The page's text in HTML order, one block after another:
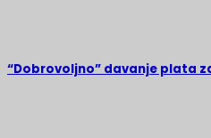
“Dobrovoljno” davanje plata